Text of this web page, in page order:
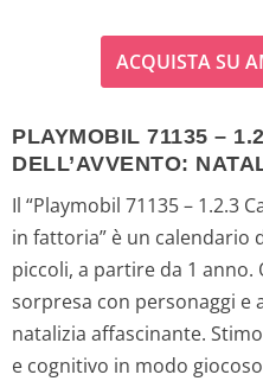
ACQUISTA SU
PLAYMOBIL 71135 –
DELL’AVVENTO:
Il “Playmobil 71135 – 1.2.3
in fattoria” è un calendario
piccoli, a partire da 1
sorpresa con personaggi e
natalizia affascinante.
e cognitivo in modo